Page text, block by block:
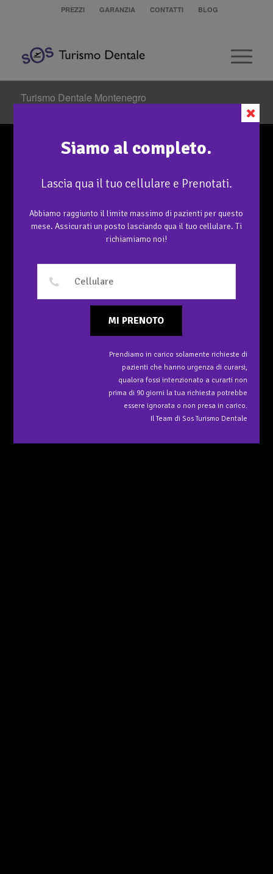
PREZZI GARANZIA CONTATTI BLOG
Turismo Dentale Montenegro
Siamo al completo.
Lascia qua il tuo cellulare e Prenotati.
Abbiamo raggiunto il limite massimo di pazienti per questo
mese. Assicurati un posto lasciando qua il tuo cellulare. Ti
richiamiamo noi!
MI PRENOTO
Prendiamo in carico solamente richieste di
pazienti che hanno urgenza di curarsi,
qualora fossi intenzionato a curarti non
prima di 90 giorni la tua richiesta potrebbe
essere ignorata o non presa in carico.
Il Team di Sos Turismo Dentale